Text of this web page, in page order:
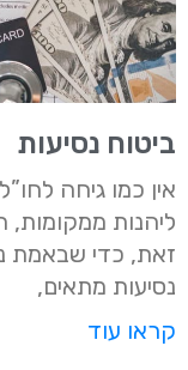
ביטוח נסיעות
אין כמו גיחה
ליהנות ממקומות,
זאת, כדי שבאמת
נסיעות מתאים,
קראו עוד